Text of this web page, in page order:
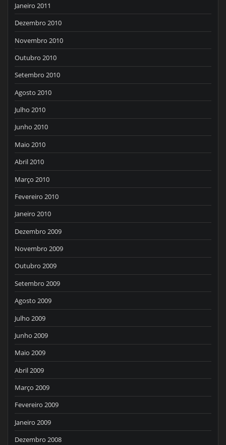
Janeiro 2011
Dezembro 2010
Novembro 2010
Outubro 2010
Setembro 2010
Agosto 2010
Julho 2010
Junho 2010
Maio 2010
Abril 2010
Março 2010
Fevereiro 2010
Janeiro 2010
Dezembro 2009
Novembro 2009
Outubro 2009
Setembro 2009
Agosto 2009
Julho 2009
Junho 2009
Maio 2009
Abril 2009
Março 2009
Fevereiro 2009
Janeiro 2009
Dezembro 2008